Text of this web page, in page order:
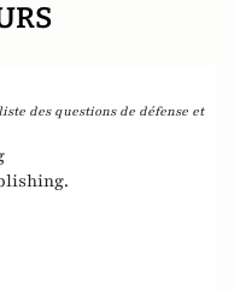
des questions de défense et